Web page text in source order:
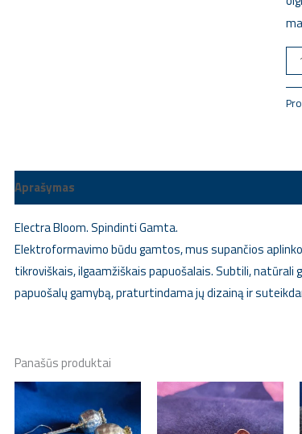
Aprašymas
Electra Bloom. Spindinti Gamta.
Elektroformavimo būdu gamtos, mus supančios
tikroviškais, ilgaamžiškais papuošalais. Subtili,
papuošalų gamybą, praturtindama jų dizainą ir
Panašūs produktai